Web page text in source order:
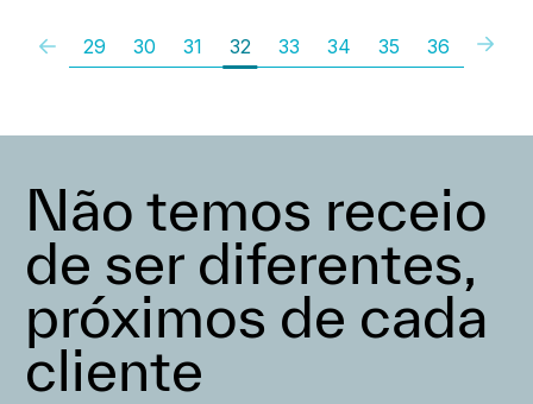
29 30 31 32 33 34 35 36
Não temos receio
de ser diferentes,
próximos de cada
cliente